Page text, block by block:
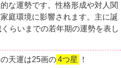
な運勢です。性格形成や対人関
庭環境に影響されます。主に誕
らいまでの若年期の運勢を表し
天運は25画の4つ星 ！